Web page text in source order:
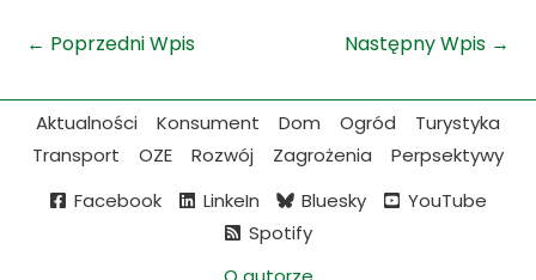
← Poprzedni Wpis Następny Wpis →
Aktualności Konsument Dom Ogród
Turystyka
Transport
OZE Rozwój Zagrożenia
Perpsektywy
Facebook
LinkeIn Bluesky
YouTube
Spotify